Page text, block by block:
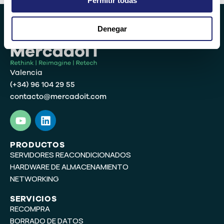
Denegar
Valencia
(+34) 96 104 29 55
contacto@mercadoit.com
Y
o
u
t
u
b
e
L
i
n
k
e
d
i
PRODUCTOS
SERVIDORES REACONDICIONADOS
HARDWARE DE ALMACENAMIENTO
NETWORKING
SERVICIOS
RECOMPRA
BORRADO DE DATOS